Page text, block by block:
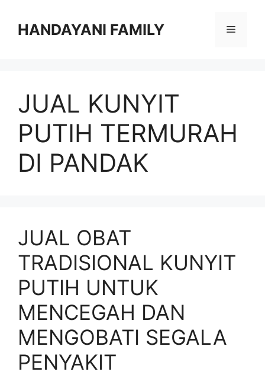
HANDAYANI FAMILY Menu
JUAL KUNYIT
PUTIH TERMURAH
DI PANDAK
JUAL OBAT
TRADISIONAL KUNYIT
PUTIH UNTUK
MENCEGAH DAN
MENGOBATI SEGALA
PENYAKIT